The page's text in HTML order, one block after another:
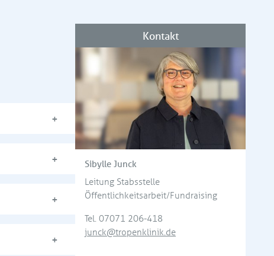
Kontakt
Sibylle Junck
Leitung Stabsstelle
Öffentlichkeitsarbeit/Fundraising
Tel. 07071 206-418
junck@tropenklinik.de